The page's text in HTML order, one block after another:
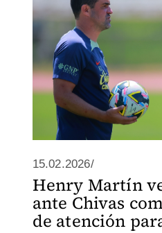
15.02.2026/
Henry Martín
ante Chivas
de atención